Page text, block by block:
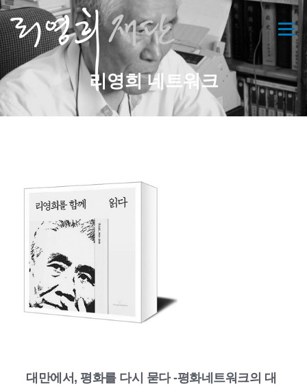
콘
텐
츠
로
바
로
가
기
메뉴
리영희 네트워크
대만에서, 평화를 다시 묻다 -평화네트워크의 대